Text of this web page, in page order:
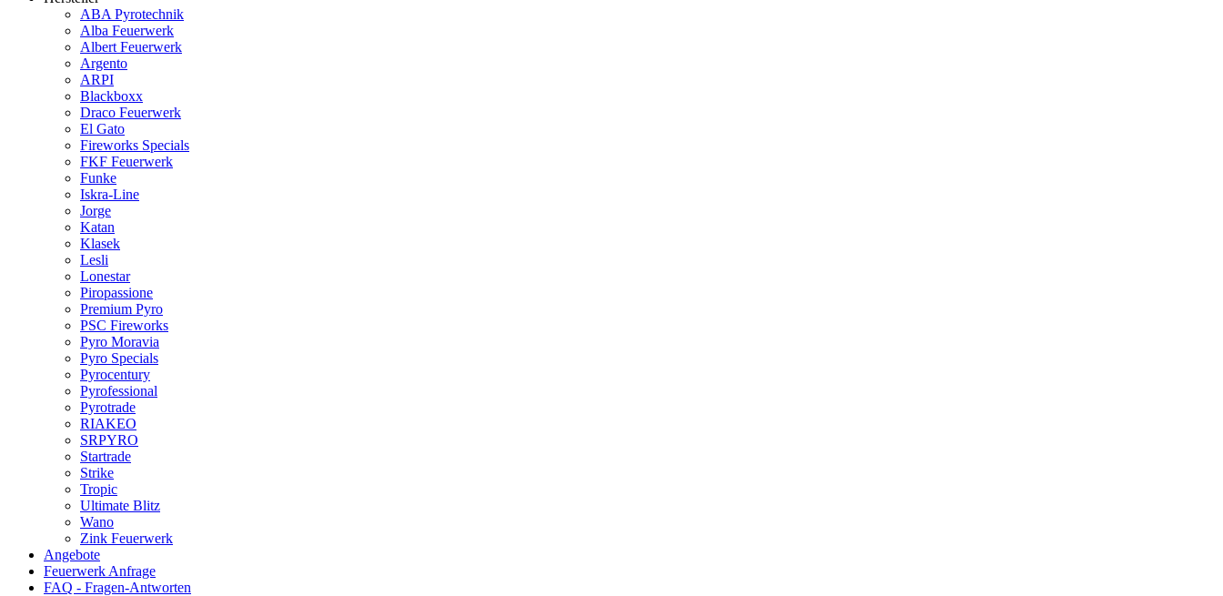
ABA Pyrotechnik
Alba Feuerwerk
Albert Feuerwerk
Argento
ARPI
Blackboxx
Draco Feuerwerk
El Gato
Fireworks Specials
FKF Feuerwerk
Funke
Iskra-Line
Jorge
Katan
Klasek
Lesli
Lonestar
Piropassione
Premium Pyro
PSC Fireworks
Pyro Moravia
Pyro Specials
Pyrocentury
Pyrofessional
Pyrotrade
RIAKEO
SRPYRO
Startrade
Strike
Tropic
Ultimate Blitz
Wano
Zink Feuerwerk
Angebote
Feuerwerk Anfrage
FAQ - Fragen-Antworten